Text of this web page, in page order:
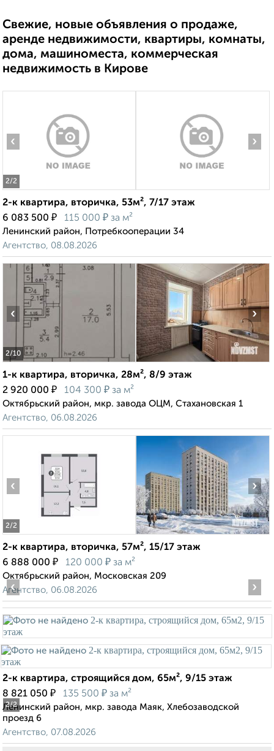
Свежие, новые объявления о продаже,
аренде недвижимости, квартиры, комнаты,
дома, машиноместа, коммерческая
недвижимость в Кирове
2/2
‹ ›
2-к квартира, вторичка, 53м², 7/17 этаж
6 083 500 ₽ 115 000 ₽ за м²
Ленинский район, Потребкооперации 34
Агентство, 08.08.2026
2/10
‹ ›
1-к квартира, вторичка, 28м², 8/9 этаж
2 920 000 ₽ 104 300 ₽ за м²
Октябрьский район, мкр. завода ОЦМ, Стахановская 1
Агентство, 06.08.2026
2/2
‹ ›
2-к квартира, вторичка, 57м², 15/17 этаж
6 888 000 ₽ 120 000 ₽ за м²
Октябрьский район, Московская 209
Агентство, 06.08.2026
2/2
‹ ›
2-к квартира, строящийся дом, 65м², 9/15 этаж
8 821 050 ₽ 135 500 ₽ за м²
Ленинский район, мкр. завода Маяк, Хлебозаводской
проезд 6
Агентство, 07.08.2026